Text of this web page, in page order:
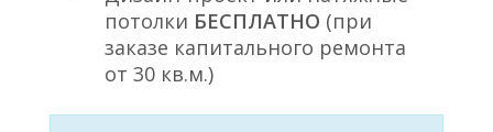
потолки БЕСПЛАТНО (при
заказе капитального ремонта
от 30 кв.м.)